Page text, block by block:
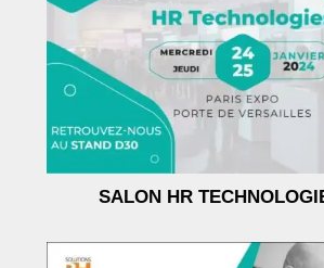
SALON HR